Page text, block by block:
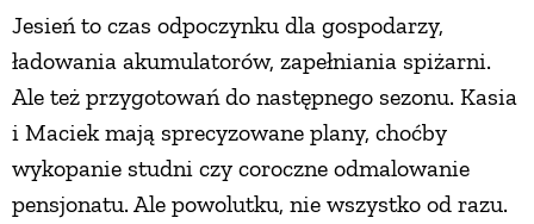
Jesień to czas odpoczynku dla gospodarzy,
ładowania akumulatorów, zapełniania spiżarni.
Ale też przygotowań do następnego sezonu. Kasia
i Maciek mają sprecyzowane plany, choćby
wykopanie studni czy coroczne odmalowanie
pensjonatu. Ale powolutku, nie wszystko od razu.